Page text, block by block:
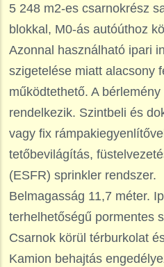
5 248 m2-es csarnokrész
blokkal, M0-ás autóúthoz
Azonnal használható ipari
szigetelése miatt alacsony
működtethető. A
rendelkezik. Szintbeli és
vagy fix
tetőbevilágítás,
(ESFR) sprinkler rendszer.
Belmagasság 11,7 méter.
terhelhetőségű pormentes
Csarnok körül térburkolat
Kamion behajtás